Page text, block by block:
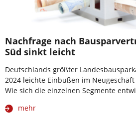
Nachfrage nach
Süd sinkt leicht
Deutschlands größter
2024 leichte Einbußen im
Wie sich die einzelnen Segmente
mehr